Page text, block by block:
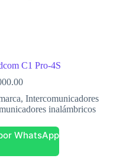
C1 Pro-4S
, Intercomunicadores
inalámbricos
WhatsApp